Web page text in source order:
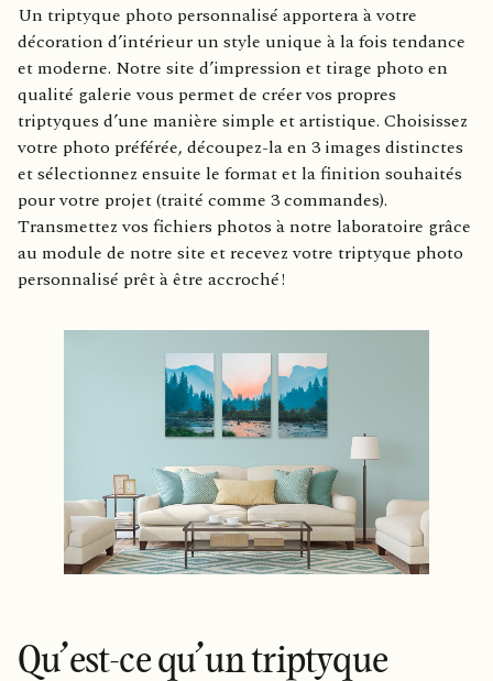
Un triptyque photo personnalisé apportera à votre
décoration d’intérieur un style unique à la fois tendance
et moderne. Notre site d’impression et tirage photo en
qualité galerie vous permet de créer vos propres
triptyques d’une manière simple et artistique. Choisissez
votre photo préférée, découpez-la en 3 images distinctes
et sélectionnez ensuite le format et la finition souhaités
pour votre projet (traité comme 3 commandes).
Transmettez vos fichiers photos à notre laboratoire grâce
au module de notre site et recevez votre triptyque photo
personnalisé prêt à être accroché !
Qu’est-ce qu’un triptyque